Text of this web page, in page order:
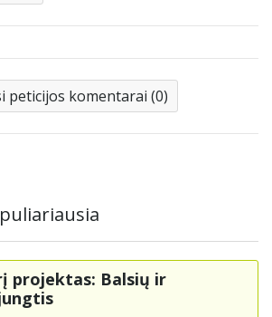
peticijos komentarai (0)
projektas: Balsių ir